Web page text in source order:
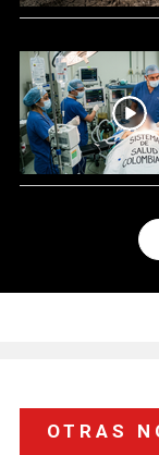
OTRAS